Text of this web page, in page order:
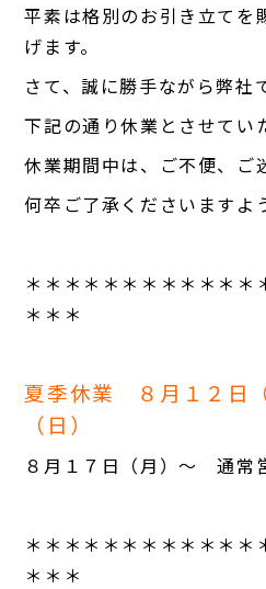
平素は格別のお引き立てを
げます。
さて、誠に勝手ながら弊社
下記の通り休業とさせてい
休業期間中は、ご不便、ご
何卒ご了承くださいますよ
＊＊＊＊＊＊＊＊＊＊＊＊
＊＊＊
夏季休業 ８月１２日
（日）
８月１７日（月）～ 通常
＊＊＊＊＊＊＊＊＊＊＊＊
＊＊＊